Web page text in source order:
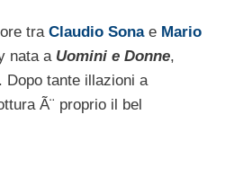
tra Claudio Sonae Mario
nata a Uomini e Donne,
Dopo tante illazioni a
Ã¨ proprio il bel